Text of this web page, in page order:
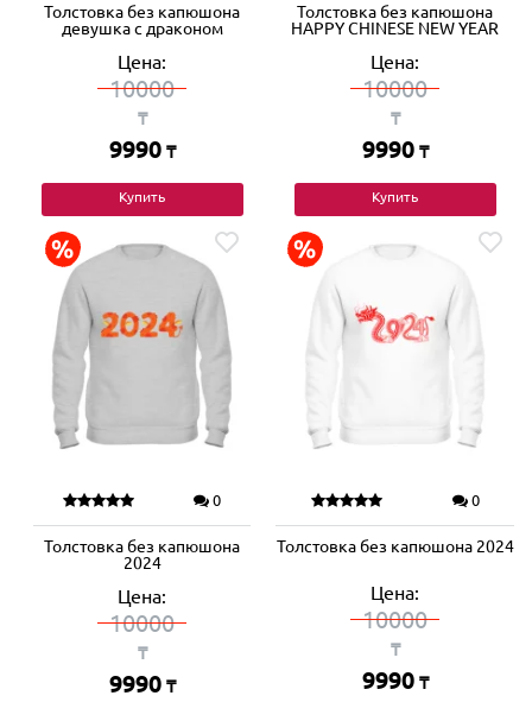
Толстовка без капюшона
девушка с драконом
Цена:
10000
₸
9990 ₸
Купить
Толстовка без капюшона
HAPPY CHINESE NEW YEAR
Цена:
10000
₸
9990 ₸
Купить
0
Толстовка без капюшона
2024
Цена:
10000
₸
9990 ₸
0
Толстовка без капюшона 2024
Цена:
10000
₸
9990 ₸